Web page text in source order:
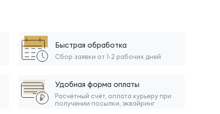
Быстрая обработка
Сбор заявки от 1-2 рабочих дней
Удобная форма оплаты
Расчётный счёт, оплата курьеру при
получении посылки, эквайринг